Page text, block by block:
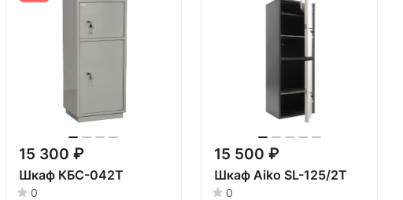
15 300 ₽
Шкаф КБС-042Т
0
15 500 ₽
Шкаф Aiko SL-125/2T
0